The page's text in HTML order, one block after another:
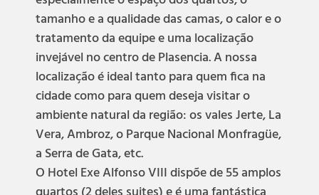
tamanho e a qualidade das camas, o calor e o
tratamento da equipe e uma localização
invejável no centro de Plasencia. A nossa
localização é ideal tanto para quem fica na
cidade como para quem deseja visitar o
ambiente natural da região: os vales Jerte, La
Vera, Ambroz, o Parque Nacional Monfragüe,
a Serra de Gata, etc.
O Hotel Exe Alfonso VIII dispõe de 55 amplos